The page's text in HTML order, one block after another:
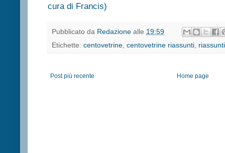
cura di Francis)
Pubblicato da Redazione alle 19:59
Etichette: centovetrine centovetrine riassunti riassunti
Post più recente Home page